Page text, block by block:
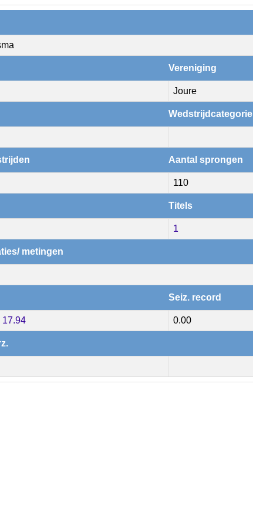
Vereniging
Joure
Wedstrijdcategorie
Aantal sprongen
110
Titels
1
metingen
Seiz. record
17.94 0.00